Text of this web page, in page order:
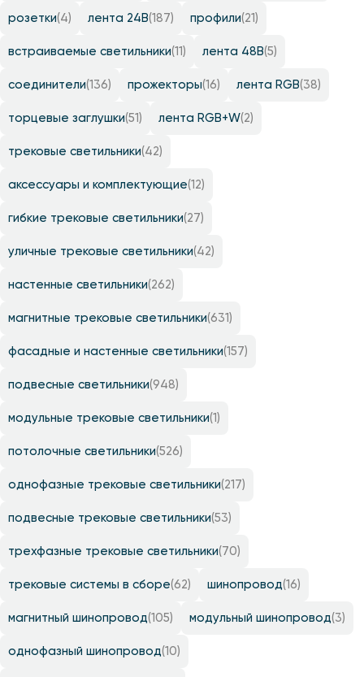
розетки(4) лента 24B(187) профили(21)
встраиваемые светильники(11) лента 48B(5)
соединители(136) прожекторы(16) лента RGB(38)
торцевые заглушки(51) лента RGB+W(2)
трековые светильники(42)
аксессуары и комплектующие(12)
гибкие трековые светильники(27)
уличные трековые светильники(42)
настенные светильники(262)
магнитные трековые светильники(631)
фасадные и настенные светильники(157)
подвесные светильники(948)
модульные трековые светильники(1)
потолочные светильники(526)
однофазные трековые светильники(217)
подвесные трековые светильники(53)
трехфазные трековые светильники(70)
трековые системы в сборе(62) шинопровод(16)
магнитный шинопровод(105) модульный шинопровод(3)
однофазный шинопровод(10)